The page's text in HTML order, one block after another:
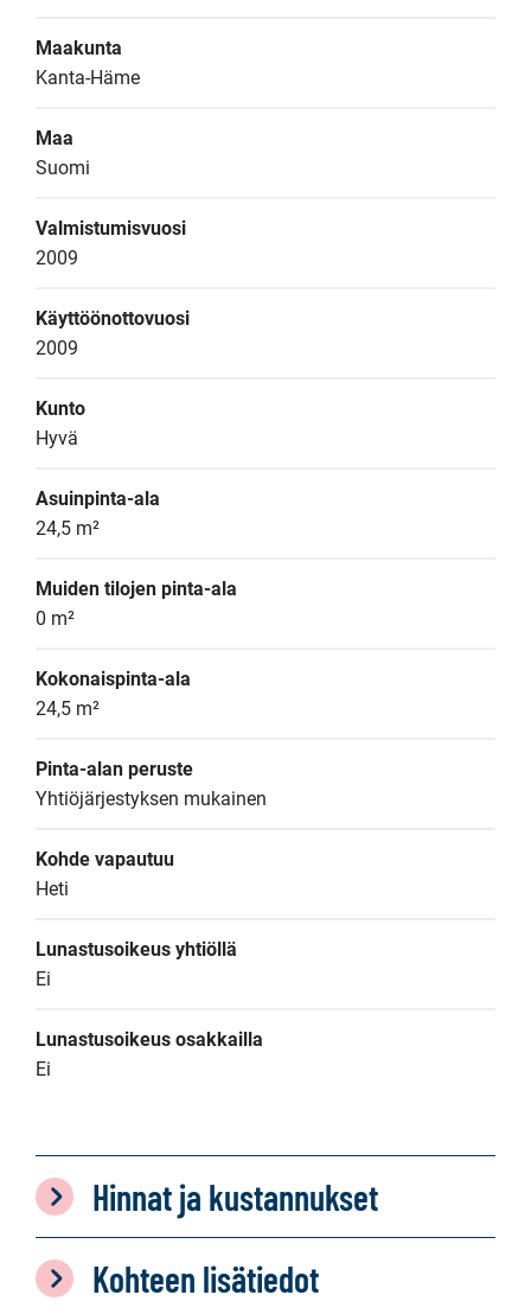
Maakunta
Kanta-Häme
Maa
Suomi
Valmistumisvuosi
2009
Käyttöönottovuosi
2009
Kunto
Hyvä
Asuinpinta-ala
24,5 m²
Muiden tilojen pinta-ala
0 m²
Kokonaispinta-ala
24,5 m²
Pinta-alan peruste
Yhtiöjärjestyksen mukainen
Kohde vapautuu
Heti
Lunastusoikeus yhtiöllä
Ei
Lunastusoikeus osakkailla
Ei
Hinnat ja kustannukset
Kohteen lisätiedot